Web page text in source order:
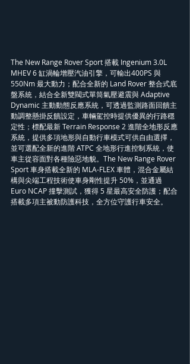
The New Range Rover Sport 搭載 Ingenium 3.0L
MHEV 6 缸渦輪增壓汽油引擎，可輸出400PS 與
550Nm 最大動力；配合全新的 Land Rover 整合式底
盤系統，結合全新雙閥式單筒氣壓避震與 Adaptive
Dynamic 主動動態反應系統，可透過監測路面回饋主
動調整懸掛反饋設定，車輛駕控時提供優異的行路穩
定性；標配最新 Terrain Response 2 進階全地形反應
系統，提供多項地形與自動行車模式可供自由選擇，
並可選配全新的進階 ATPC 全地形行進控制系統，使
車主從容面對各種險惡地貌。The New Range Rover
Sport 車身搭載全新的 MLA-FLEX 車體，混合金屬結
構與尖端工程技術使車身剛性提升 50%，並通過
Euro NCAP 撞擊測試，獲得 5 星最高安全防護；配合
搭載多項主被動防護科技，全方位守護行車安全。